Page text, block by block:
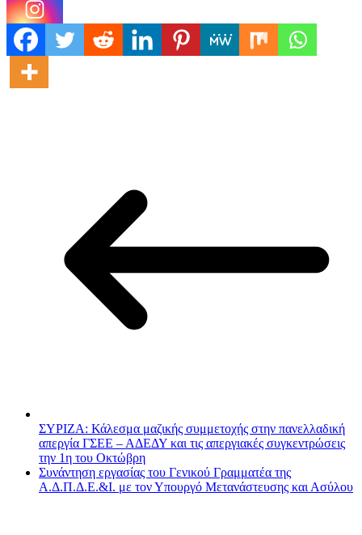
ΣΥΡΙΖΑ: Κάλεσμα μαζικής συμμετοχής στην πανελλαδική
απεργία ΓΣΕΕ – ΑΔΕΔΥ και τις απεργιακές συγκεντρώσεις
την 1η του Οκτώβρη
Συνάντηση εργασίας του Γενικού Γραμματέα της
Α.Δ.Π.Δ.Ε.&Ι. με τον Υπουργό Μετανάστευσης και Ασύλου